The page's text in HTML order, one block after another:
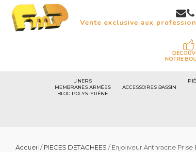
Vente exclusive aux
NOTRE
LINERS
MEMBRANES ARMÉES
BLOC POLYSTYRÈNE
ACCESSOIRES BASSIN
Accueil /PIECES DETACHEES / Enjoliveur Anthracite Prise